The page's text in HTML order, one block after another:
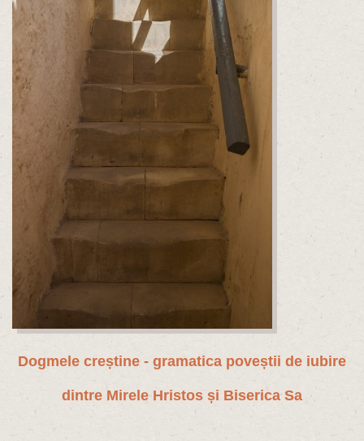
Dogmele creștine - gramatica poveștii de iubire
dintre Mirele Hristos și Biserica Sa